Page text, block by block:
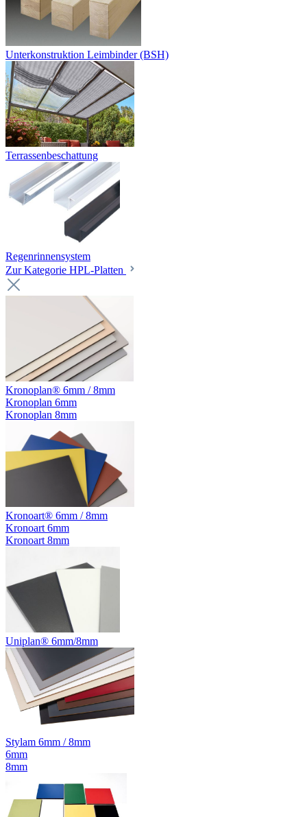
Unterkonstruktion Leimbinder (BSH)
Terrassenbeschattung
Regenrinnensystem
Zur Kategorie HPL-Platten
Kronoplan® 6mm / 8mm
Kronoplan 6mm
Kronoplan 8mm
Kronoart® 6mm / 8mm
Kronoart 6mm
Kronoart 8mm
Uniplan® 6mm/8mm
Stylam 6mm / 8mm
6mm
8mm